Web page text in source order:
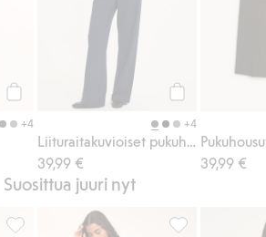
+4 +4
39,99 €
39,99 €
Suosittua juuri nyt